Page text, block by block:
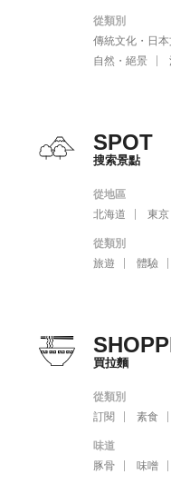
從類別
傳統文化・日
自然・絕景
SPOT
搜索景點
從地區
北海道
東京
從類別
旅遊
體驗
買拉麵
從類別
訂閱
素食
味道
豚骨
味噌